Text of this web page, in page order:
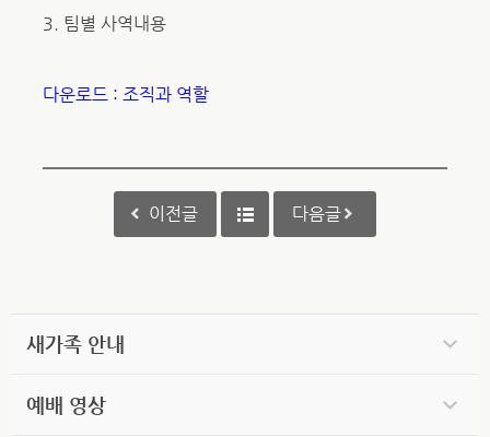
3. 팀별 사역내용
다운로드 : 조직과 역할
이전글 다음글
새가족 안내
예배 영상